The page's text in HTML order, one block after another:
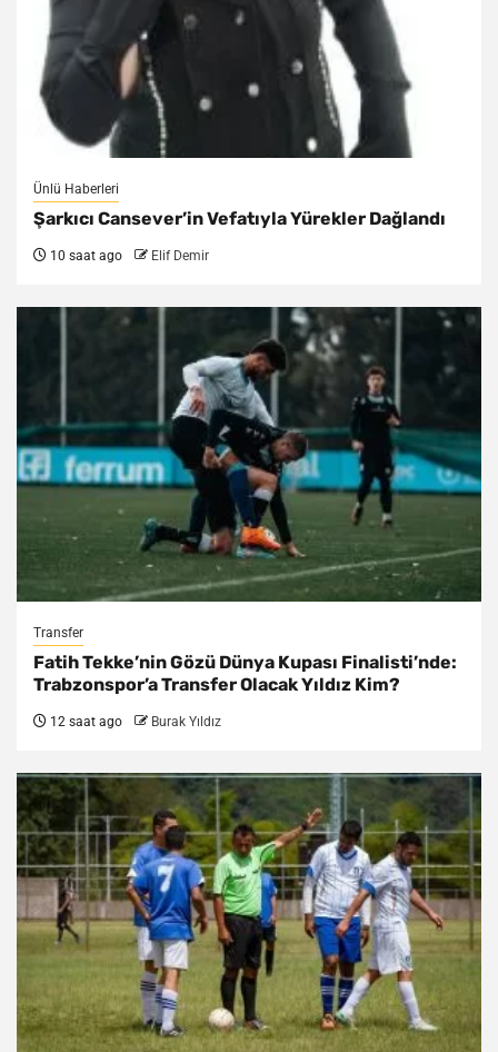
Ünlü Haberleri
Şarkıcı Cansever’in Vefatıyla Yürekler Dağlandı
10 saat ago Elif Demir
Transfer
Fatih Tekke’nin Gözü Dünya Kupası Finalisti’nde:
Trabzonspor’a Transfer Olacak Yıldız Kim?
12 saat ago Burak Yıldız